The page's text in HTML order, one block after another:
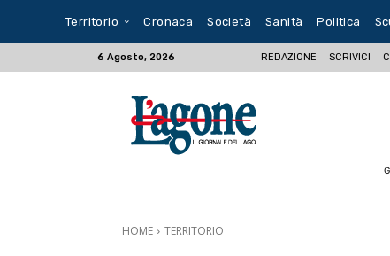
Territorio Cronaca Società Sanità Politica
6 Agosto, 2026 REDAZIONE SCRIVICI
HOME TERRITORIO